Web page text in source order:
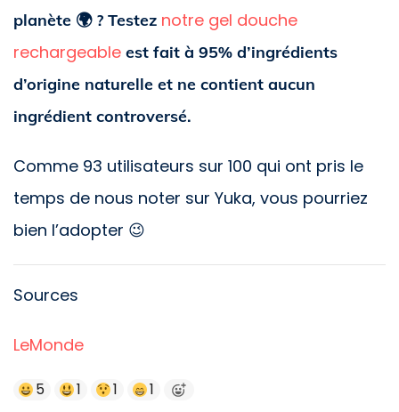
planète 🌍 ? Testez notre gel douche
rechargeable est fait à 95% d’ingrédients
d’origine naturelle et ne contient aucun
ingrédient controversé.
Comme 93 utilisateurs sur 100 qui ont pris le
temps de nous noter sur Yuka, vous pourriez
bien l’adopter 😉
Sources
LeMonde
5 1 1 1